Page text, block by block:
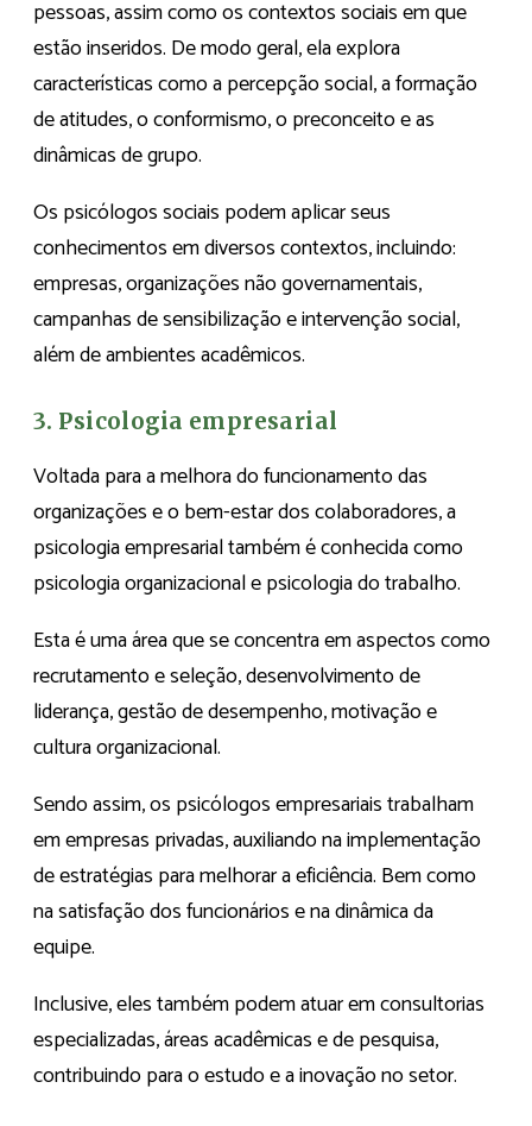
pessoas, assim como os contextos sociais em que
estão inseridos. De modo geral, ela explora
características como a percepção social, a formação
de atitudes, o conformismo, o preconceito e as
dinâmicas de grupo.
Os psicólogos sociais podem aplicar seus
conhecimentos em diversos contextos, incluindo:
empresas, organizações não governamentais,
campanhas de sensibilização e intervenção social,
além de ambientes acadêmicos.
3. Psicologia empresarial
Voltada para a melhora do funcionamento das
organizações e o bem-estar dos colaboradores, a
psicologia empresarial também é conhecida como
psicologia organizacional e psicologia do trabalho.
Esta é uma área que se concentra em aspectos como
recrutamento e seleção, desenvolvimento de
liderança, gestão de desempenho, motivação e
cultura organizacional.
Sendo assim, os psicólogos empresariais trabalham
em empresas privadas, auxiliando na implementação
de estratégias para melhorar a eficiência. Bem como
na satisfação dos funcionários e na dinâmica da
equipe.
Inclusive, eles também podem atuar em consultorias
especializadas, áreas acadêmicas e de pesquisa,
contribuindo para o estudo e a inovação no setor.